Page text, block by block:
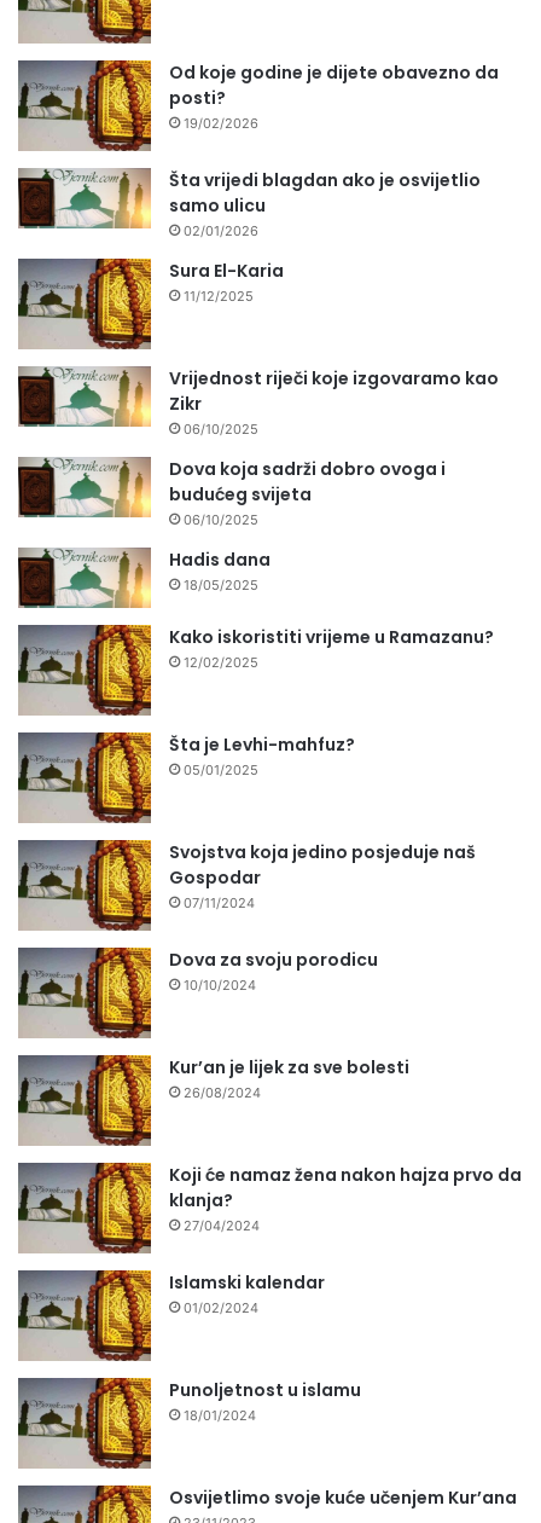
Od koje godine je dijete obavezno da
posti?
19/02/2026
Šta vrijedi blagdan ako je osvijetlio
samo ulicu
02/01/2026
Sura El-Karia
11/12/2025
Vrijednost riječi koje izgovaramo kao
Zikr
06/10/2025
Dova koja sadrži dobro ovoga i
budućeg svijeta
06/10/2025
Hadis dana
18/05/2025
Kako iskoristiti vrijeme u Ramazanu?
12/02/2025
Šta je Levhi-mahfuz?
05/01/2025
Svojstva koja jedino posjeduje naš
Gospodar
07/11/2024
Dova za svoju porodicu
10/10/2024
Kur’an je lijek za sve bolesti
26/08/2024
Koji će namaz žena nakon hajza prvo da
klanja?
27/04/2024
Islamski kalendar
01/02/2024
Punoljetnost u islamu
18/01/2024
Osvijetlimo svoje kuće učenjem Kur’ana